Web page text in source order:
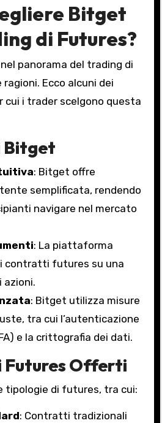
Bitget
di Futures?
panorama del trading di
Ecco alcuni dei
cui i trader scelgono questa
Bitget
: Bitget offre
semplificata, rendendo
navigare nel mercato
: La piattaforma
contratti futures su una
azioni.
: Bitget utilizza misure
tra cui l’autenticazione
e la crittografia dei dati.
Futures Offerti
tipologie di futures, tra cui:
: Contratti tradizionali